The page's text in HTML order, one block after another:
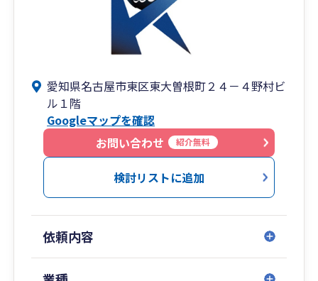
愛知県名古屋市東区東大曽根町２４－４野村ビ
ル１階
Googleマップを確認
お問い合わせ
紹介無料
検討リストに追加
依頼内容